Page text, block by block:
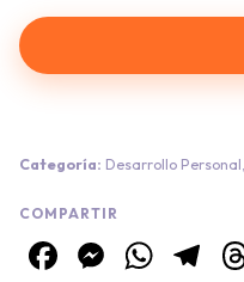
Categoría: Desarrollo Personal,
COMPARTIR
Facebook